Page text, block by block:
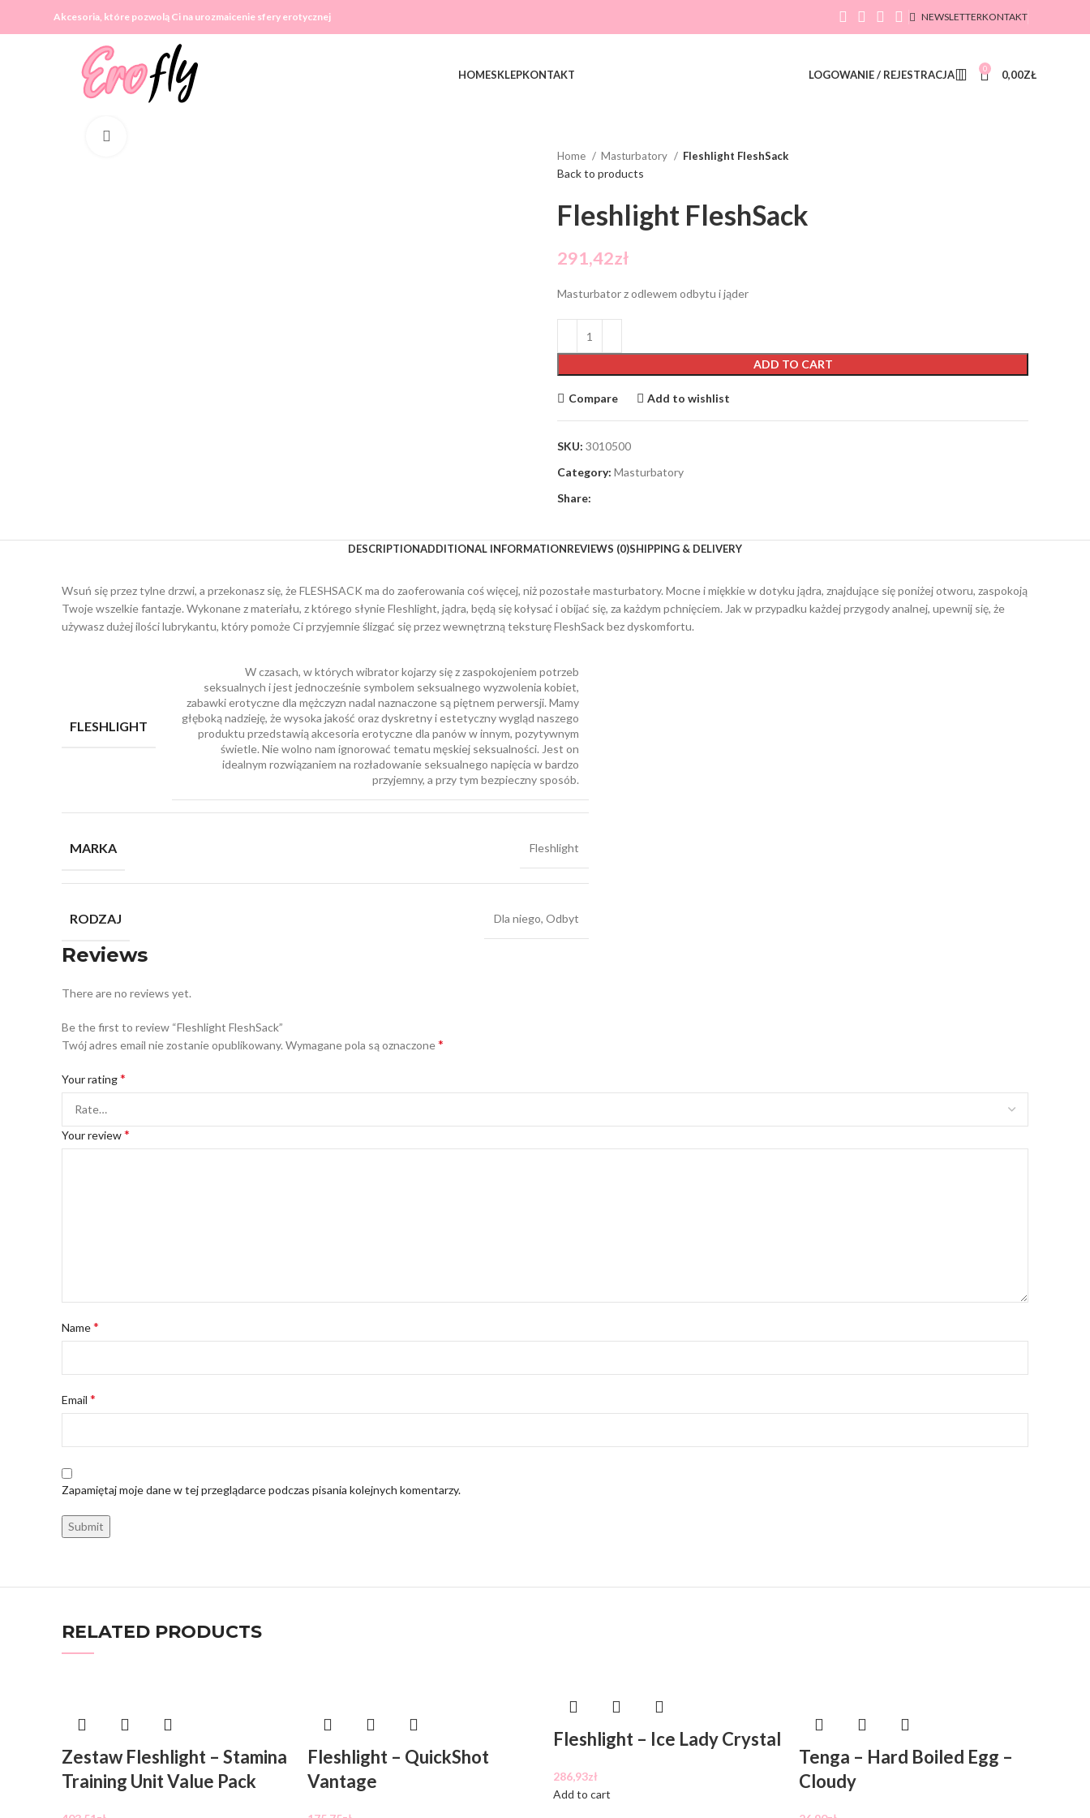
Akcesoria, które pozwolą Ci na urozmaicenie sfery erotycznej NEWSLETTERKONTAKT
HOMESKLEPKONTAKT LOGOWANIE / REJESTRACJA 0 0,00ZŁ
Home
Masturbatory Fleshlight FleshSack
Back to products
Fleshlight FleshSack
291,42zł
Masturbator z odlewem odbytu i jąder
ADD TO CART
Compare Add to wishlist
SKU: 3010500
Category: Masturbatory
Share:
DESCRIPTIONADDITIONAL INFORMATIONREVIEWS (0)SHIPPING & DELIVERY
Wsuń się przez tylne drzwi, a przekonasz się, że FLESHSACK ma do zaoferowania coś więcej, niż pozostałe masturbatory. Mocne i miękkie w dotyku jądra, znajdujące się poniżej otworu, zaspokoją
Twoje wszelkie fantazje. Wykonane z materiału, z którego słynie Fleshlight, jądra, będą się kołysać i obijać się, za każdym pchnięciem. Jak w przypadku każdej przygody analnej, upewnij się, że
używasz dużej ilości lubrykantu, który pomoże Ci przyjemnie ślizgać się przez wewnętrzną teksturę FleshSack bez dyskomfortu.
FLESHLIGHT
W czasach, w których wibrator kojarzy się z zaspokojeniem potrzeb
seksualnych i jest jednocześnie symbolem seksualnego wyzwolenia kobiet,
zabawki erotyczne dla mężczyzn nadal naznaczone są piętnem perwersji. Mamy
głęboką nadzieję, że wysoka jakość oraz dyskretny i estetyczny wygląd naszego
produktu przedstawią akcesoria erotyczne dla panów w innym, pozytywnym
świetle. Nie wolno nam ignorować tematu męskiej seksualności. Jest on
idealnym rozwiązaniem na rozładowanie seksualnego napięcia w bardzo
przyjemny, a przy tym bezpieczny sposób.
MARKA Fleshlight
RODZAJ Dla niego, Odbyt
Reviews
There are no reviews yet.
Be the first to review “Fleshlight FleshSack”
Twój adres email nie zostanie opublikowany. Wymagane pola są oznaczone*
Your rating*
Your review*
Name*
Email *
Zapamiętaj moje dane w tej przeglądarce podczas pisania kolejnych komentarzy.
RELATED PRODUCTS
Zestaw Fleshlight – Stamina
Training Unit Value Pack
Fleshlight – QuickShot
Vantage
Fleshlight – Ice Lady Crystal
286,93zł
Add to cart
Tenga – Hard Boiled Egg –
Cloudy